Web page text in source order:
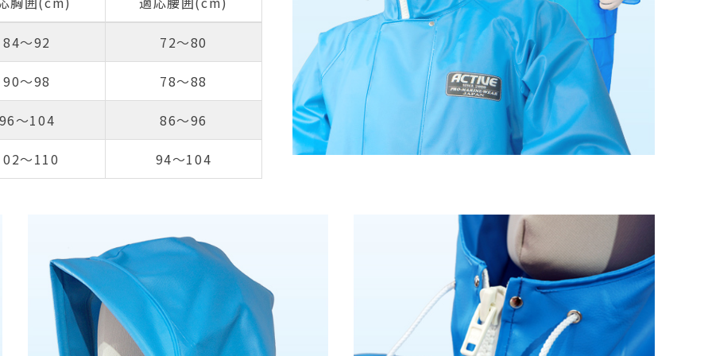
84～92 72～80
90～98 78～88
～104 86～96
～110 94～104